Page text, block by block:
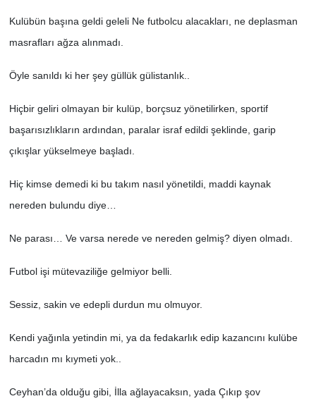
Kulübün başına geldi geleli Ne futbolcu alacakları, ne deplasman
masrafları ağza alınmadı.
Öyle sanıldı ki her şey güllük gülistanlık..
Hiçbir geliri olmayan bir kulüp, borçsuz yönetilirken, sportif
başarısızlıkların ardından, paralar israf edildi şeklinde, garip
çıkışlar yükselmeye başladı.
Hiç kimse demedi ki bu takım nasıl yönetildi, maddi kaynak
nereden bulundu diye…
Ne parası… Ve varsa nerede ve nereden gelmiş? diyen olmadı.
Futbol işi mütevaziliğe gelmiyor belli.
Sessiz, sakin ve edepli durdun mu olmuyor.
Kendi yağınla yetindin mi, ya da fedakarlık edip kazancını kulübe
harcadın mı kıymeti yok..
Ceyhan’da olduğu gibi, İlla ağlayacaksın, yada Çıkıp şov